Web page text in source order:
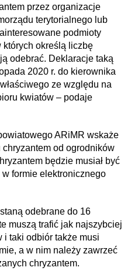
przez organizacje
terytorialnego lub
podmioty
których określą liczbę
odebrać. Deklaracje taką
2020 r. do kierownika
ze względu na
kwiatów – podaje
ARiMR wskaże
od ogrodników
będzie musiał być
formie elektronicznego
odebrane do 16
muszą trafić jak najszybciej
i taki odbiór także musi
a w nim należy zawrzeć
chryzantem.